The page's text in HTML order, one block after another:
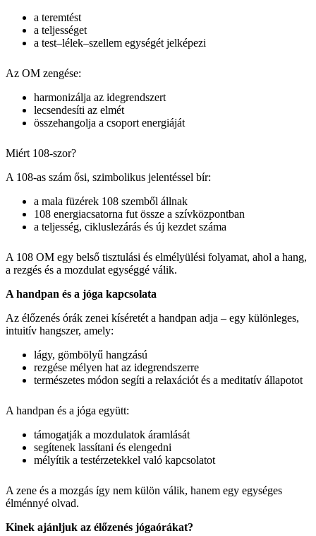
a teremtést
a teljességet
a test–lélek–szellem egységét jelképezi
Az OM zengése:
harmonizálja az idegrendszert
lecsendesíti az elmét
összehangolja a csoport energiáját
Miért 108-szor?
A 108-as szám ősi, szimbolikus jelentéssel bír:
a mala füzérek 108 szemből állnak
108 energiacsatorna fut össze a szívközpontban
a teljesség, cikluslezárás és új kezdet száma
A 108 OM egy belső tisztulási és elmélyülési folyamat, ahol a hang,
a rezgés és a mozdulat egységgé válik.
A handpan és a jóga kapcsolata
Az élőzenés órák zenei kíséretét a handpan adja – egy különleges,
intuitív hangszer, amely:
lágy, gömbölyű hangzású
rezgése mélyen hat az idegrendszerre
természetes módon segíti a relaxációt és a meditatív állapotot
A handpan és a jóga együtt:
támogatják a mozdulatok áramlását
segítenek lassítani és elengedni
mélyítik a testérzetekkel való kapcsolatot
A zene és a mozgás így nem külön válik, hanem egy egységes
élménnyé olvad.
Kinek ajánljuk az élőzenés jógaórákat?